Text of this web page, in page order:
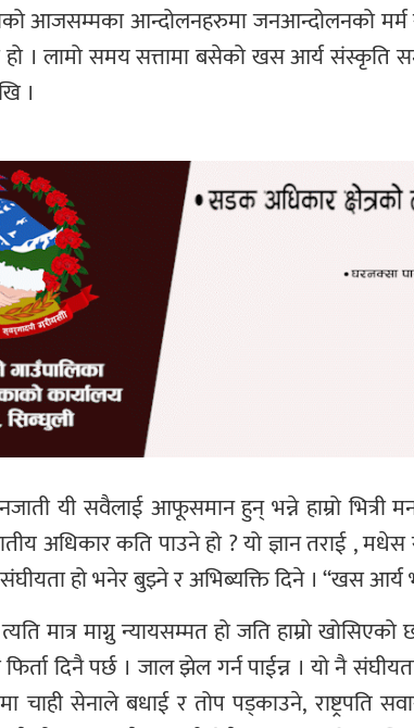
आजसम्मका आन्दोलनहरुमा जनआन्दोलनको
। लामो समय सत्तामा बसेको खस आर्य संस्कृति
।
यी सवैलाई आफूसमान हुन् भन्ने हाम्रो
अधिकार कति पाउने हो ? यो ज्ञान तराई ,
हो भनेर बुझ्ने र अभिब्यक्ति दिने । “खस
मात्र माग्नु न्यायसम्मत हो जति हाम्रो
दिनै पर्छ । जाल झेल गर्न पाईन्न । यो नै
चाही सेनाले बधाई र तोप पड्काउने, राष्ट्रपति